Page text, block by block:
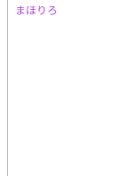
まほりろ